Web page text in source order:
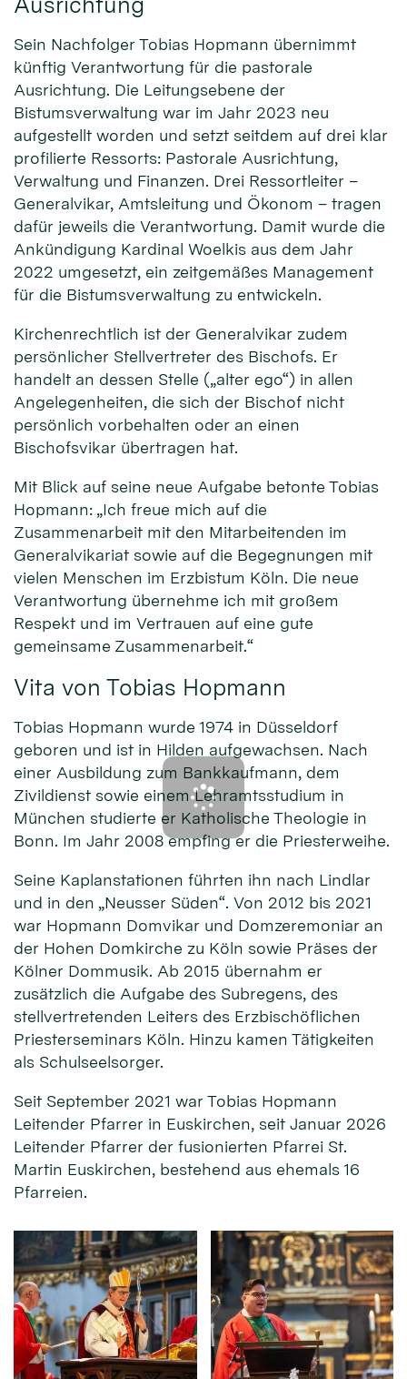
Sein Nachfolger Tobias Hopmann übernimmt
künftig Verantwortung für die pastorale
Ausrichtung. Die Leitungsebene der
Bistumsverwaltung war im Jahr 2023 neu
aufgestellt worden und setzt seitdem auf drei klar
profilierte Ressorts: Pastorale Ausrichtung,
Verwaltung und Finanzen. Drei Ressortleiter –
Generalvikar, Amtsleitung und Ökonom – tragen
dafür jeweils die Verantwortung. Damit wurde die
Ankündigung Kardinal Woelkis aus dem Jahr
2022 umgesetzt, ein zeitgemäßes Management
für die Bistumsverwaltung zu entwickeln.
Kirchenrechtlich ist der Generalvikar zudem
persönlicher Stellvertreter des Bischofs. Er
handelt an dessen Stelle („alter ego“) in allen
Angelegenheiten, die sich der Bischof nicht
persönlich vorbehalten oder an einen
Bischofsvikar übertragen hat.
Mit Blick auf seine neue Aufgabe betonte Tobias
Hopmann: „Ich freue mich auf die
Zusammenarbeit mit den Mitarbeitenden im
Generalvikariat sowie auf die Begegnungen mit
vielen Menschen im Erzbistum Köln. Die neue
Verantwortung übernehme ich mit großem
Respekt und im Vertrauen auf eine gute
gemeinsame Zusammenarbeit.“
Vita von Tobias Hopmann
Tobias Hopmann wurde 1974 in Düsseldorf
geboren und ist in Hilden aufgewachsen. Nach
einer Ausbildung zum Bankkaufmann, dem
Zivildienst sowie einem Lehramtsstudium in
München studierte er Katholische Theologie in
Bonn. Im Jahr 2008 empfing er die Priesterweihe.
Seine Kaplanstationen führten ihn nach Lindlar
und in den „Neusser Süden“. Von 2012 bis 2021
war Hopmann Domvikar und Domzeremoniar an
der Hohen Domkirche zu Köln sowie Präses der
Kölner Dommusik. Ab 2015 übernahm er
zusätzlich die Aufgabe des Subregens, des
stellvertretenden Leiters des Erzbischöflichen
Priesterseminars Köln. Hinzu kamen Tätigkeiten
als Schulseelsorger.
Seit September 2021 war Tobias Hopmann
Leitender Pfarrer in Euskirchen, seit Januar 2026
Leitender Pfarrer der fusionierten Pfarrei St.
Martin Euskirchen, bestehend aus ehemals 16
Pfarreien.